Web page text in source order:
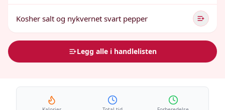
Kosher salt og nykvernet svart pepper
Legg alle i handlelisten